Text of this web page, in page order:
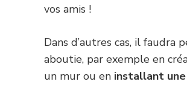
vos amis !
Dans d’autres cas, il
aboutie, par exemple en
un mur ou en installant